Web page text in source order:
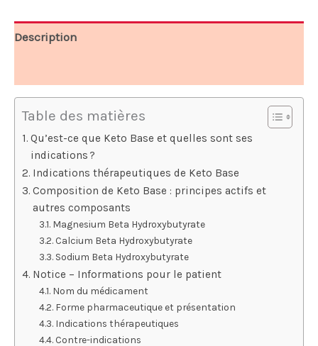
Description
Table des matières
Qu’est-ce que Keto Base et quelles sont ses
indications ?
Indications thérapeutiques de Keto Base
Composition de Keto Base : principes actifs et
autres composants
Magnesium Beta Hydroxybutyrate
Calcium Beta Hydroxybutyrate
Sodium Beta Hydroxybutyrate
Notice – Informations pour le patient
Nom du médicament
Forme pharmaceutique et présentation
Indications thérapeutiques
Contre-indications